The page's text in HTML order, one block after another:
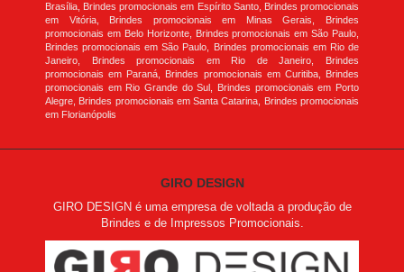
Brasília, Brindes promocionais em Espírito Santo, Brindes promocionais
em Vitória, Brindes promocionais em Minas Gerais, Brindes
promocionais em Belo Horizonte, Brindes promocionais em São Paulo,
Brindes promocionais em São Paulo, Brindes promocionais em Rio de
Janeiro, Brindes promocionais em Rio de Janeiro, Brindes
promocionais em Paraná, Brindes promocionais em Curitiba, Brindes
promocionais em Rio Grande do Sul, Brindes promocionais em Porto
Alegre, Brindes promocionais em Santa Catarina, Brindes promocionais
em Florianópolis
GIRO DESIGN
GIRO DESIGN é uma empresa de voltada a produção de
Brindes e de Impressos Promocionais.